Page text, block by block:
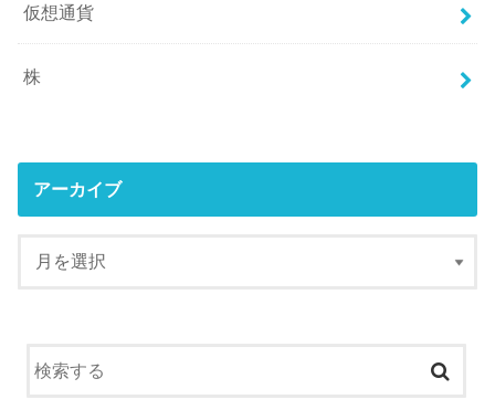
仮想通貨
株
アーカイブ